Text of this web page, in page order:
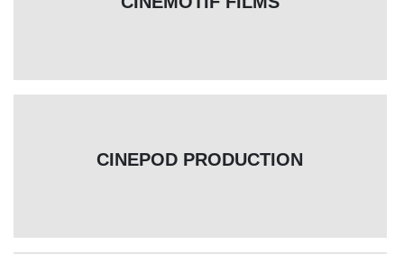
CINEPOD PRODUCTION